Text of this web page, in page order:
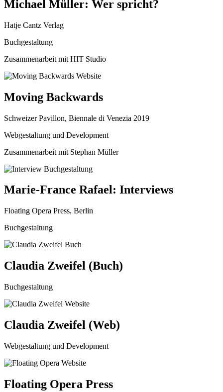
Michael Müller: Wer spricht?
Hatje Cantz Verlag
Buchgestaltung
Zusammenarbeit mit HIT Studio
Moving Backwards
Schweizer Pavillon, Biennale di Venezia 2019
Webgestaltung und Development
Zusammenarbeit mit Stephan Müller
Marie-France Rafael: Interviews
Floating Opera Press, Berlin
Buchgestaltung
Claudia Zweifel (Buch)
Buchgestaltung
Claudia Zweifel (Web)
Webgestaltung und Development
Floating Opera Press